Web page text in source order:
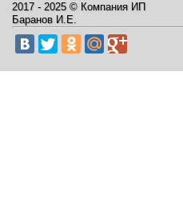
2017 - 2025 © Компания ИП
Баранов И.Е.